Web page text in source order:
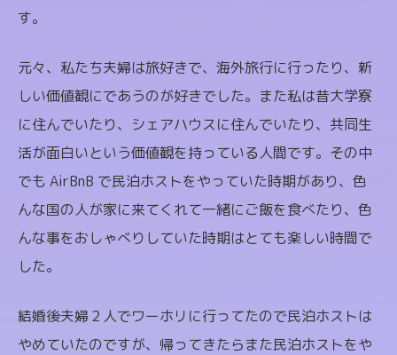
す。
元々、私たち夫婦は旅好きで、海外旅行に行ったり、新
しい価値観にであうのが好きでした。また私は昔大学寮
に住んでいたり、シェアハウスに住んでいたり、共同生
活が面白いという価値観を持っている人間です。その中
でも AirBnB で民泊ホストをやっていた時期があり、色
んな国の人が家に来てくれて一緒にご飯を食べたり、色
んな事をおしゃべりしていた時期はとても楽しい時間で
した。
結婚後夫婦２人でワーホリに行ってたので民泊ホストは
やめていたのですが、帰ってきたらまた民泊ホストをや